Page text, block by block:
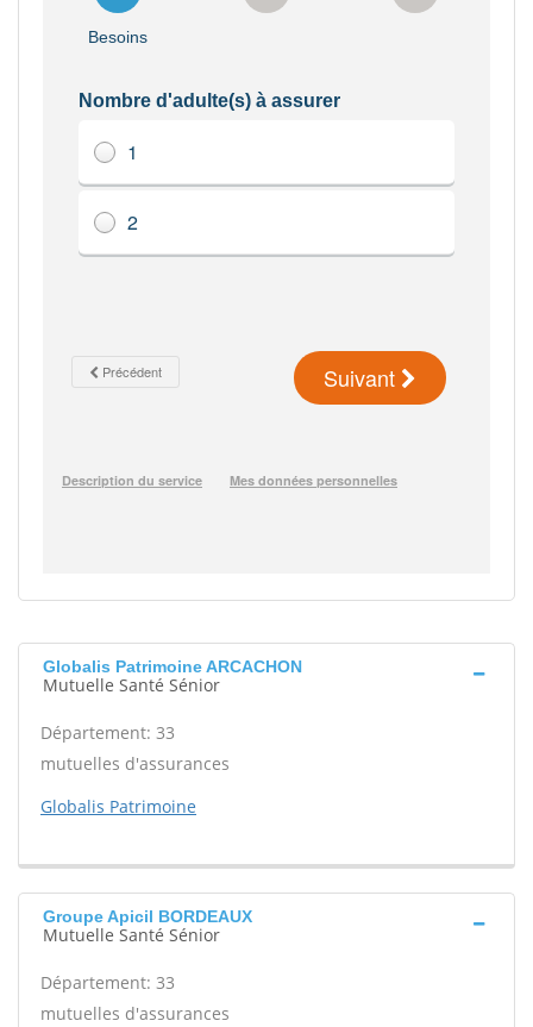
Globalis Patrimoine ARCACHON
Mutuelle Santé Sénior
Département: 33
mutuelles d'assurances
Globalis Patrimoine
Groupe Apicil BORDEAUX
Mutuelle Santé Sénior
Département: 33
mutuelles d'assurances